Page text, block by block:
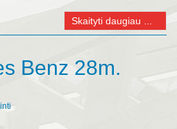
Skaityti daugiau ...
Benz 28m.